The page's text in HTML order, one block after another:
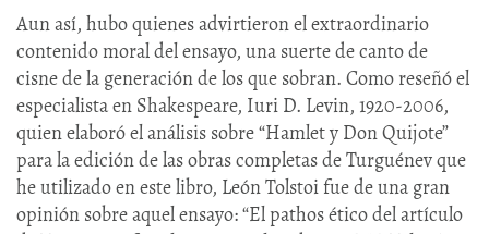
Aun así, hubo quienes advirtieron el extraordinario
contenido moral del ensayo, una suerte de canto de
cisne de la generación de los que sobran. Como reseñó el
especialista en Shakespeare, Iuri D. Levin, 1920-2006,
quien elaboró el análisis sobre “Hamlet y Don Quijote”
para la edición de las obras completas de Turguénev que
he utilizado en este libro, León Tolstoi fue de una gran
opinión sobre aquel ensayo: “El pathos ético del artículo